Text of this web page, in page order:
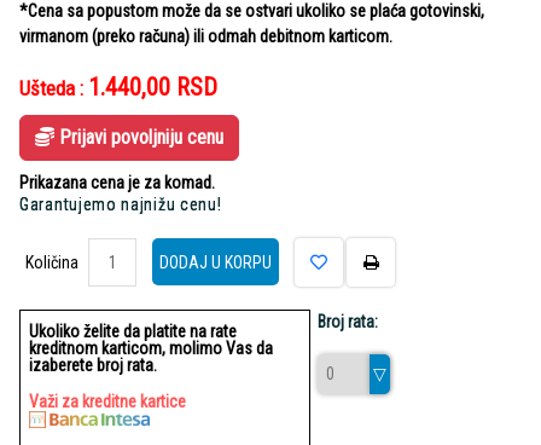
*Cena sa popustom može da se ostvari ukoliko se plaća gotovinski,
virmanom (preko računa) ili odmah debitnom karticom.
Ušteda : 1.440,00 RSD
Prijavi povoljniju cenu
Prikazana cena je za komad.
Garantujemo najnižu cenu!
Količina
Količina
DODAJ U KORPU
Ukoliko želite da platite na rate
kreditnom karticom, molimo Vas da
izaberete broj rata.
Važi za kreditne kartice
Broj rata: